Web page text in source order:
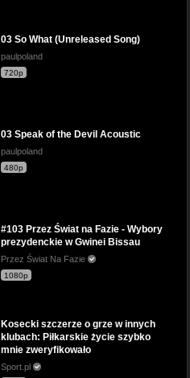
03 So What (Unreleased Song)
paulpoland
720p
03 Speak of the Devil Acoustic
paulpoland
480p
#103 Przez Świat na Fazie - Wybory
prezydenckie w Gwinei Bissau
Przez Świat Na Fazie
1080p
Kosecki szczerze o grze w innych
klubach: Piłkarskie życie szybko
mnie zweryfikowało
Sport.pl